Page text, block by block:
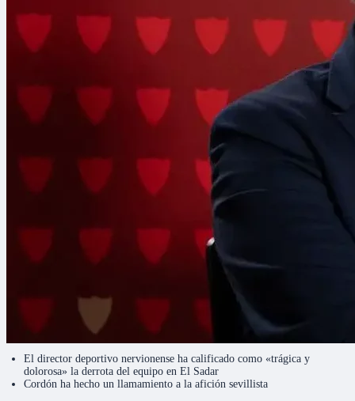
El director deportivo nervionense ha calificado como «trágica y
dolorosa» la derrota del equipo en El Sadar
Cordón ha hecho un llamamiento a la afición sevillista